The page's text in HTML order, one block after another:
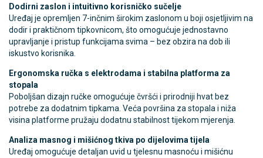
Dodirni zaslon i intuitivno korisničko sučelje
Uređaj je opremljen 7-inčnim širokim zaslonom u boji osjetljivim na
dodir i praktičnom tipkovnicom, što omogućuje jednostavno
upravljanje i pristup funkcijama svima – bez obzira na dob ili
iskustvo korisnika.
Ergonomska ručka s elektrodama i stabilna platforma za
stopala
Poboljšan dizajn ručke omogućuje čvršći i prirodniji hvat bez
potrebe za dodatnim tipkama. Veća površina za stopala i niža
visina platforme pružaju dodatnu stabilnost tijekom mjerenja.
Analiza masnog i mišićnog tkiva po dijelovima tijela
Uređaj omogućuje detaljan uvid u tjelesnu masnoću i mišićnu